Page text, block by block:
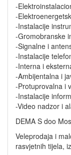
-
-
-Instalacije
-Gromobranske
-Signalne i
-Instalacije
-Interna i
-Ambijentalna i
-Protuprovalna i
-Instalacije
-Video nadzor i
DEMA S doo
Veleprodaja i
rasvjetnih tijela,